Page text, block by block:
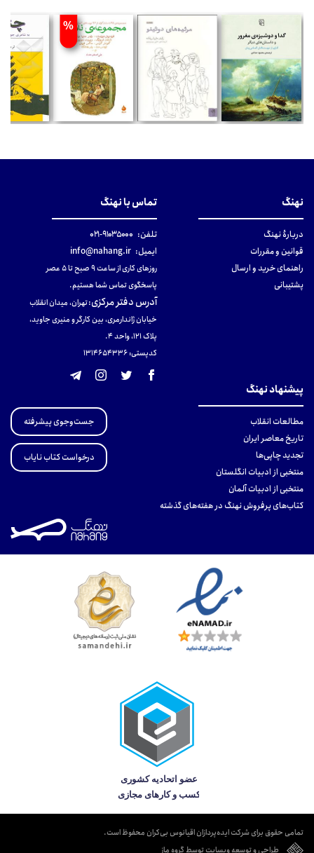
نهنگ
دربارهٔ نهنگ
قوانین و مقررات
راهنمای خرید و ارسال
پشتیبانی
تماس با نهنگ
تلفن: ۹۱۰۳۵۰۰۰-۰۲۱
ایمیل: info@nahang.ir
روزهای کاری از ساعت ۹ صبح تا ۵ عصر
پاسخگوی تماس شما هستیم.
آدرس دفتر مرکزی:تهران، میدان انقلاب
خیابان ژاندارمری، بین کارگر و منیری جاوید،
پلاک 121، واحد ۴.
کدپستی: 131465433۶
پیشنهاد نهنگ
مطالعات انقلاب
تاریخ معاصر ایران
تجدید چاپی‌ها
منتخبی از ادبیات انگلستان
منتخبی از ادبیات آلمان
کتاب‌های پرفروش نهنگ در هفته‌های گذشته
جست‌وجوی پیشرفته
درخواست کتاب نایاب
تمامی حقوق برای شرکت ایده‌پردازان اقیانوس بی‌کران محفوظ است.
طراحی و توسعه وبسایت توسط گروه ماز